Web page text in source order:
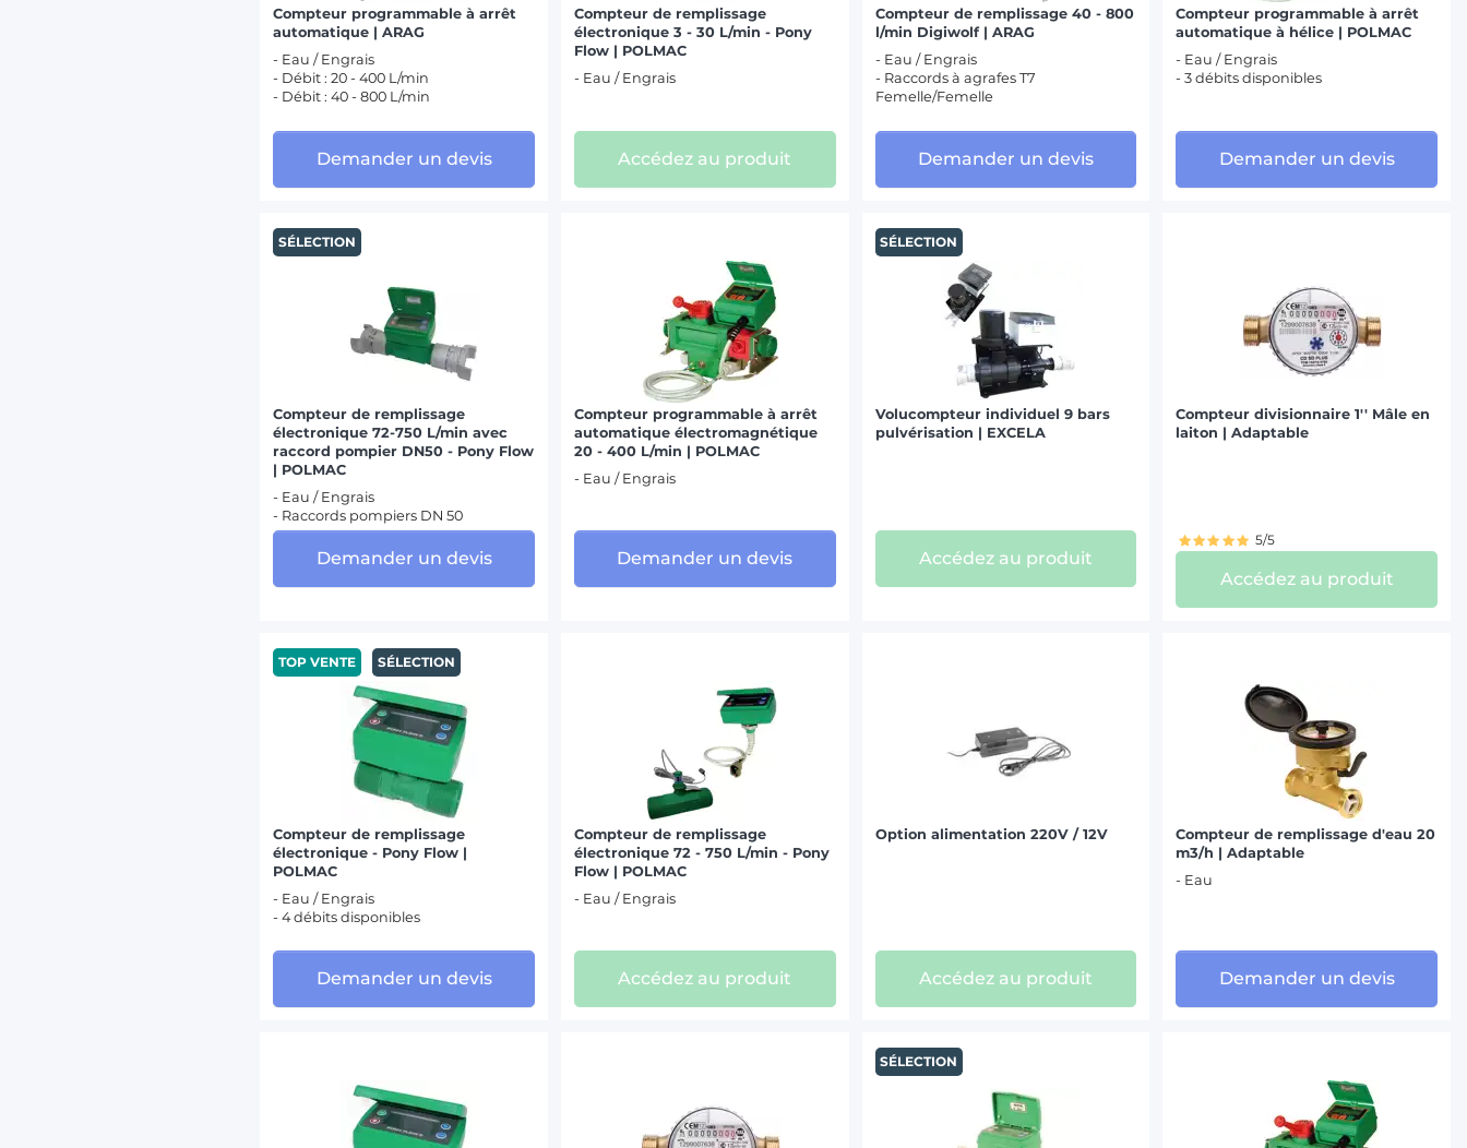
Compteur programmable à arrêt
automatique | ARAG
- Eau / Engrais
- Débit : 20 - 400 L/min
- Débit : 40 - 800 L/min
Demander un devis
Compteur de remplissage
électronique 3 - 30 L/min - Pony
Flow | POLMAC
- Eau / Engrais
Accédez au produit
Compteur de remplissage 40 - 800
l/min Digiwolf | ARAG
- Eau / Engrais
- Raccords à agrafes T7
Femelle/Femelle
Demander un devis
Compteur programmable à arrêt
automatique à hélice | POLMAC
- Eau / Engrais
- 3 débits disponibles
Demander un devis
SÉLECTION
Compteur de remplissage
électronique 72-750 L/min avec
raccord pompier DN50 - Pony Flow
| POLMAC
- Eau / Engrais
- Raccords pompiers DN 50
Demander un devis
Compteur programmable à arrêt
automatique électromagnétique
20 - 400 L/min | POLMAC
- Eau / Engrais
Demander un devis
SÉLECTION
Volucompteur individuel 9 bars
pulvérisation | EXCELA
Accédez au produit
Compteur divisionnaire 1'' Mâle en
laiton | Adaptable
5/5
Accédez au produit
TOP VENTE SÉLECTION
Compteur de remplissage
électronique - Pony Flow |
POLMAC
- Eau / Engrais
- 4 débits disponibles
Demander un devis
Compteur de remplissage
électronique 72 - 750 L/min - Pony
Flow | POLMAC
- Eau / Engrais
Accédez au produit
Option alimentation 220V / 12V
Accédez au produit
Compteur de remplissage d'eau 20
m3/h | Adaptable
- Eau
Demander un devis
SÉLECTION